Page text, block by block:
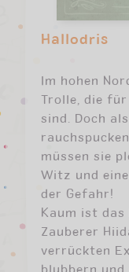
Hallodris
Im hohen
Trolle, die für
sind. Doch
müssen sie
Witz und
der Gefahr!
Kaum ist
Zauberer
verrückten